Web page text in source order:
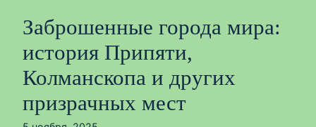
Заброшенные города мира:
история Припяти,
Колманскопа и других
призрачных мест